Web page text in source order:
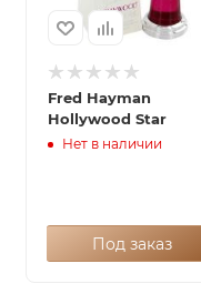
Fred Hayman
Hollywood Star
Нет в наличии
Под заказ